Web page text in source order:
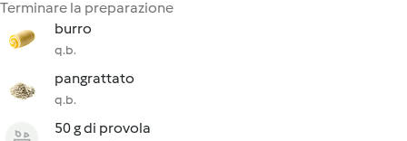
Terminare la preparazione
burro
q.b.
pangrattato
q.b.
50 g di provola